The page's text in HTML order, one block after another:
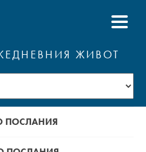
ЖИВОТ
ПОСЛАНИЯ